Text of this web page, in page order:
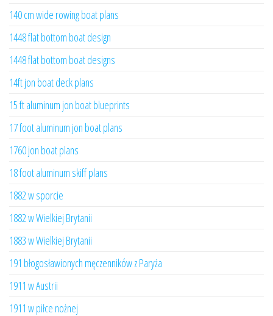
140 cm wide rowing boat plans
1448 flat bottom boat design
1448 flat bottom boat designs
14ft jon boat deck plans
15 ft aluminum jon boat blueprints
17 foot aluminum jon boat plans
1760 jon boat plans
18 foot aluminum skiff plans
1882 w sporcie
1882 w Wielkiej Brytanii
1883 w Wielkiej Brytanii
191 błogosławionych męczenników z Paryża
1911 w Austrii
1911 w piłce nożnej